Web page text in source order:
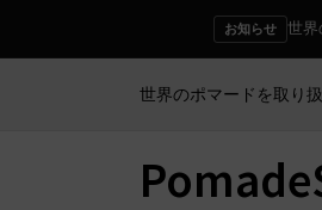
お知らせ 世
世界のポマードを取り